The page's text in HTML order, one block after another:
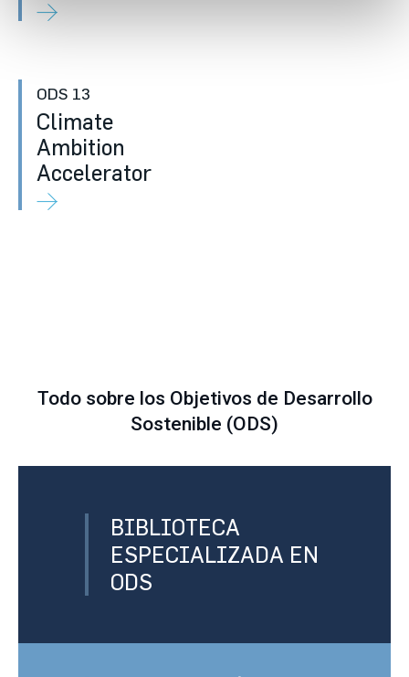
ODS 13
Climate
Ambition
Accelerator
Todo sobre los Objetivos de Desarrollo
Sostenible (ODS)
BIBLIOTECA
ESPECIALIZADA EN
ODS